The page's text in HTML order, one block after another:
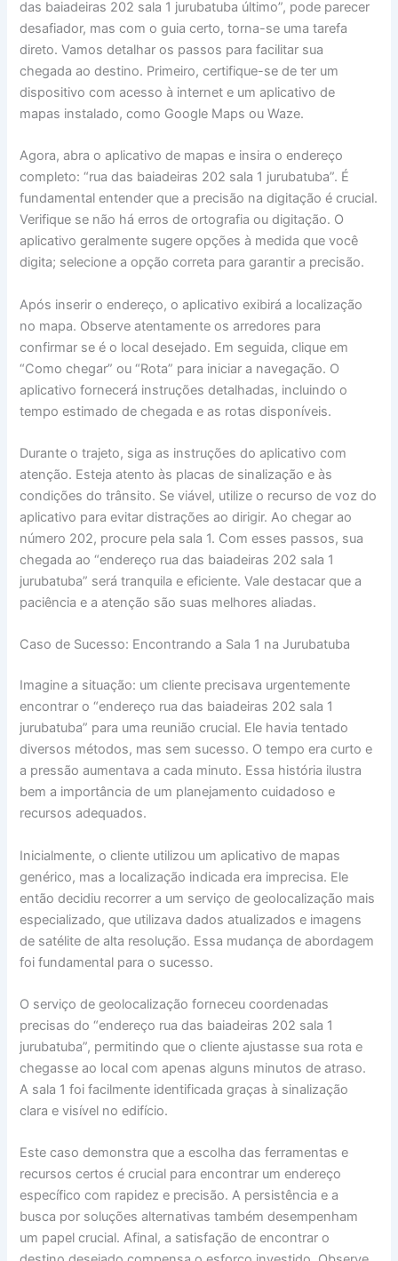
das baiadeiras 202 sala 1 jurubatuba último”, pode parecer
desafiador, mas com o guia certo, torna-se uma tarefa
direto. Vamos detalhar os passos para facilitar sua
chegada ao destino. Primeiro, certifique-se de ter um
dispositivo com acesso à internet e um aplicativo de
mapas instalado, como Google Maps ou Waze.
Agora, abra o aplicativo de mapas e insira o endereço
completo: “rua das baiadeiras 202 sala 1 jurubatuba”. É
fundamental entender que a precisão na digitação é crucial.
Verifique se não há erros de ortografia ou digitação. O
aplicativo geralmente sugere opções à medida que você
digita; selecione a opção correta para garantir a precisão.
Após inserir o endereço, o aplicativo exibirá a localização
no mapa. Observe atentamente os arredores para
confirmar se é o local desejado. Em seguida, clique em
“Como chegar” ou “Rota” para iniciar a navegação. O
aplicativo fornecerá instruções detalhadas, incluindo o
tempo estimado de chegada e as rotas disponíveis.
Durante o trajeto, siga as instruções do aplicativo com
atenção. Esteja atento às placas de sinalização e às
condições do trânsito. Se viável, utilize o recurso de voz do
aplicativo para evitar distrações ao dirigir. Ao chegar ao
número 202, procure pela sala 1. Com esses passos, sua
chegada ao “endereço rua das baiadeiras 202 sala 1
jurubatuba” será tranquila e eficiente. Vale destacar que a
paciência e a atenção são suas melhores aliadas.
Caso de Sucesso: Encontrando a Sala 1 na Jurubatuba
Imagine a situação: um cliente precisava urgentemente
encontrar o “endereço rua das baiadeiras 202 sala 1
jurubatuba” para uma reunião crucial. Ele havia tentado
diversos métodos, mas sem sucesso. O tempo era curto e
a pressão aumentava a cada minuto. Essa história ilustra
bem a importância de um planejamento cuidadoso e
recursos adequados.
Inicialmente, o cliente utilizou um aplicativo de mapas
genérico, mas a localização indicada era imprecisa. Ele
então decidiu recorrer a um serviço de geolocalização mais
especializado, que utilizava dados atualizados e imagens
de satélite de alta resolução. Essa mudança de abordagem
foi fundamental para o sucesso.
O serviço de geolocalização forneceu coordenadas
precisas do “endereço rua das baiadeiras 202 sala 1
jurubatuba”, permitindo que o cliente ajustasse sua rota e
chegasse ao local com apenas alguns minutos de atraso.
A sala 1 foi facilmente identificada graças à sinalização
clara e visível no edifício.
Este caso demonstra que a escolha das ferramentas e
recursos certos é crucial para encontrar um endereço
específico com rapidez e precisão. A persistência e a
busca por soluções alternativas também desempenham
um papel crucial. Afinal, a satisfação de encontrar o